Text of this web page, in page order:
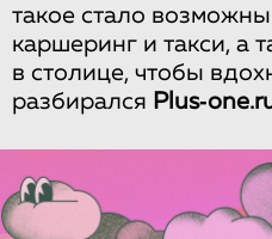
такое стало
каршеринг и такси, а
в столице, чтобы
разбирался